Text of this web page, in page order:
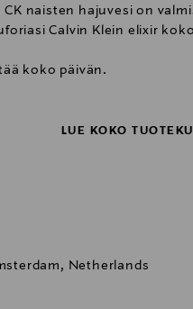
naisten hajuvesi on
Calvin Klein elixir
koko päivän.
LUE KOKO
Netherlands